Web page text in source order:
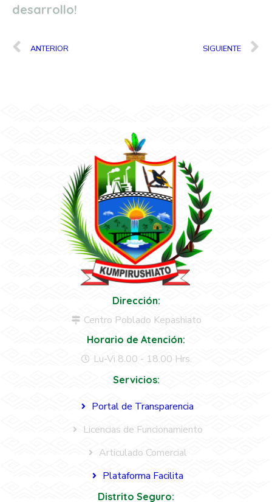
desarrollo!
ANTERIOR SIGUIENTE
Dirección:
Centro Poblado Kepashiato
Horario de Atención:
Lu-Vi 8.00 - 18.00 Hrs.
Servicios:
Portal de Transparencia
Licencias de Funcionamiento
Articulado Comercial
Plataforma Facilita
Distrito Seguro: